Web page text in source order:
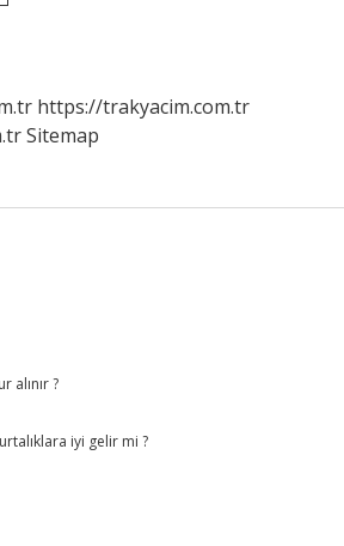
https://trakyacim.com.tr
Sitemap
alınır ?
iyi gelir mi ?